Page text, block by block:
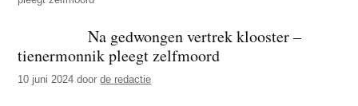
d
z
e
n
d
Na gedwongen vertrek klooster –
tienermonnik pleegt zelfmoord
10 juni 2024 doorde redactie